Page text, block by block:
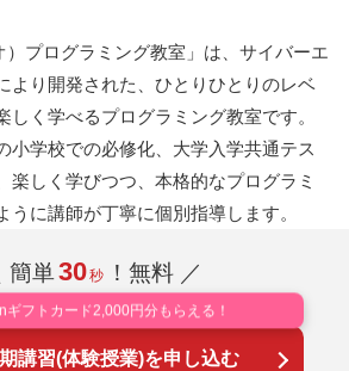
）プログラミング教室」は、サイバーエ
より開発された、ひとりひとりのレベ
しく学べるプログラミング教室です。
小学校での必修化、大学入学共通テス
楽しく学びつつ、本格的なプログラミ
うに講師が丁寧に個別指導します。
簡単30秒 ！無料 ／
ギフトカード2,000円分もらえる！
講習(体験授業)を申し込む